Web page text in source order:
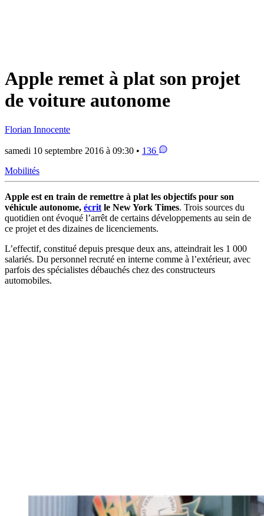
Apple remet à plat son projet
de voiture autonome
Florian Innocente
samedi 10 septembre 2016 à 09:30 • 136
Mobilités
Apple est en train de remettre à plat les objectifs pour son
véhicule autonome, écrit le New York Times. Trois sources du
quotidien ont évoqué l’arrêt de certains développements au sein de
ce projet et des dizaines de licenciements.
L’effectif, constitué depuis presque deux ans, atteindrait les 1 000
salariés. Du personnel recruté en interne comme à l’extérieur, avec
parfois des spécialistes débauchés chez des constructeurs
automobiles.